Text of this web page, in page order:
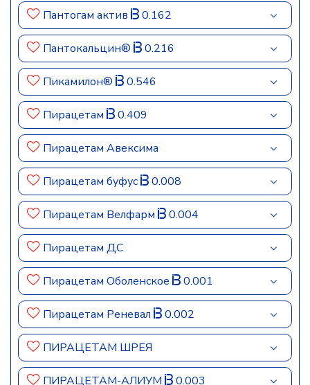
Пантогам актив 0.162
Пантокальцин® 0.216
Пикамилон® 0.546
Пирацетам 0.409
Пирацетам Авексима
Пирацетам буфус 0.008
Пирацетам Велфарм 0.004
Пирацетам ДС
Пирацетам Оболенское 0.001
Пирацетам Реневал 0.002
ПИРАЦЕТАМ ШРЕЯ
ПИРАЦЕТАМ-АЛИУМ 0.003